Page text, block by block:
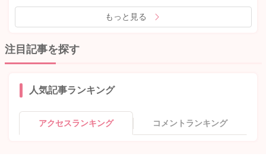
もっと見る
注目記事を探す
人気記事ランキング
アクセスランキング コメントランキング